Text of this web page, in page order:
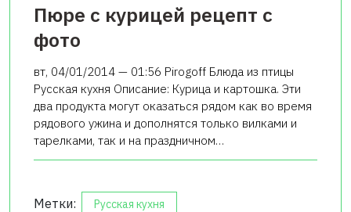
Пюре с курицей рецепт с
фото
вт, 04/01/2014 — 01:56 Pirogoff Блюда из птицы
Русская кухня Описание: Курица и картошка. Эти
два продукта могут оказаться рядом как во время
рядового ужина и дополнятся только вилками и
тарелками, так и на праздничном…
Метки: Русская кухня